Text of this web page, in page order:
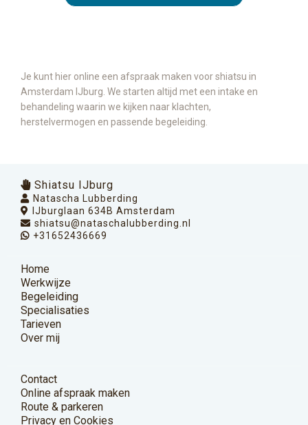
Je kunt hier online een afspraak maken voor shiatsu in
Amsterdam IJburg. We starten altijd met een intake en
behandeling waarin we kijken naar klachten,
herstelvermogen en passende begeleiding.
Shiatsu IJburg
Natascha Lubberding
IJburglaan 634B Amsterdam
shiatsu@nataschalubberding.nl
+31652436669
Home
Werkwijze
Begeleiding
Specialisaties
Tarieven
Over mij
Contact
Online afspraak maken
Route & parkeren
Privacy en Cookies